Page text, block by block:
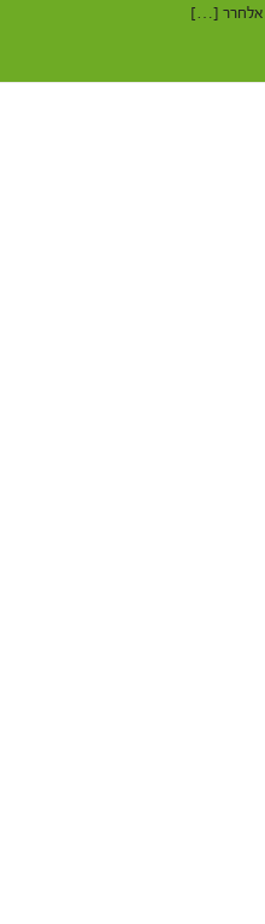
אלחרר […]